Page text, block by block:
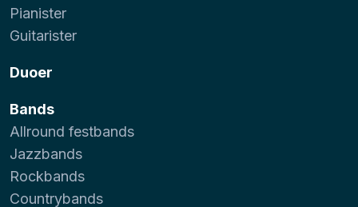
Pianister
Guitarister
Duoer
Bands
Allround festbands
Jazzbands
Rockbands
Countrybands